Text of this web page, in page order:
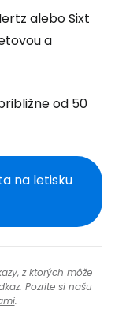
alebo Sixt
a
od 50
na letisku
z ktorých môže
Pozrite si našu
.